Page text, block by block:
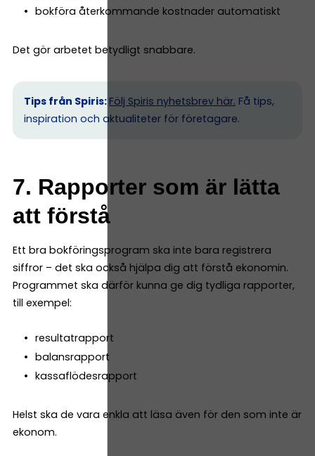
bokföra återkommande kostnader automatiskt
Det gör arbetet betydligt snabbare.
Tips från Spiris: Följ Spiris nyhetsbrev här. Få tips,
inspiration och aktualiteter för företagare.
7. Rapporter som är lätta
att förstå
Ett bra bokföringsprogram ska inte bara registrera
siffror – det ska också hjälpa dig att förstå ekonomin.
Programmet ska därför kunna ge dig tydliga rapporter,
till exempel:
resultatrapport
balansrapport
kassaflödesrapport
Helst ska de vara enkla att läsa även för den som inte är
ekonom.